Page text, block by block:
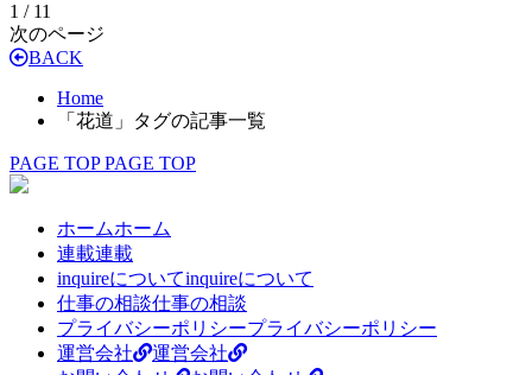
1 / 11
次のページ
BACK
Home
「花道」タグの記事一覧
PAGE TOP PAGE TOP
ホームホーム
連載連載
inquireについてinquireについて
仕事の相談仕事の相談
プライバシーポリシープライバシーポリシー
運営会社
運営会社